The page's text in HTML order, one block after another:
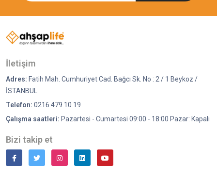
İletişim
Adres: Fatih Mah. Cumhuriyet Cad. Bağcı Sk. No : 2 / 1 Beykoz /
İSTANBUL
Telefon: 0216 479 10 19
Çalışma saatleri: Pazartesi - Cumartesi 09:00 - 18:00 Pazar: Kapalı
Bizi takip et